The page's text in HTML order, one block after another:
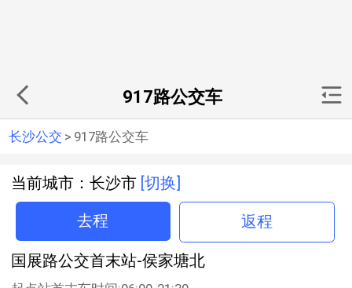
917路公交车
长沙公交 > 917路公交车
当前城市：长沙市 [切换]
去程 返程
国展路公交首末站-侯家塘北